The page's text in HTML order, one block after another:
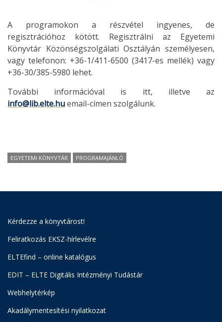
A programokon a részvétel ingyenes, de
regisztrációhoz kötött. Regisztrálni az Egyetemi
Könyvtár Közönségszolgálati Osztályán személyesen,
vagy telefonon: +36-1/411-6500 (3417-es mellék) vagy
+36-30/385-5980 lehet.
További információval is itt, illetve az
info@lib.elte.huemail-címen szolgálunk.
EGYETEMI KÖNYVTÁR PROGRAMAJÁNLÓ
Kérdezze a könyvtárost!
Feliratkozás EKSZ-hírlevélre
ELTEfind – online katalógus
EDIT – ELTE Digitális Intézményi Tudástár
Webhelytérkép
Akadálymentesítési nyilatkozat